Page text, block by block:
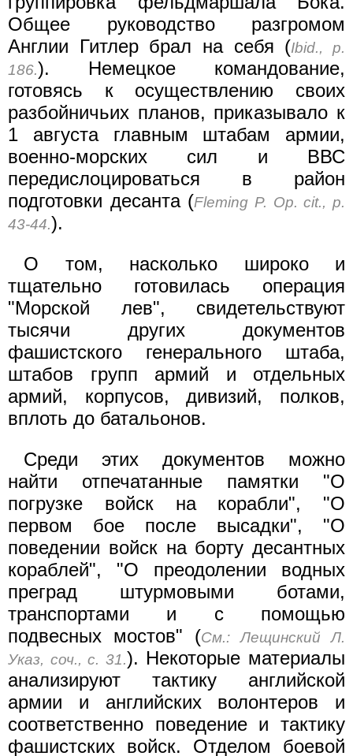
Общее руководство разгромом
Англии Гитлер брал на себя (Ibid., p.
186.). Немецкое командование,
готовясь к осуществлению своих
разбойничьих планов, приказывало к
1 августа главным штабам армии,
военно-морских сил и ВВС
передислоцироваться в район
подготовки десанта (Fleming P. Op. cit., p.
43-44.).
О том, насколько широко и
тщательно готовилась операция
"Морской лев", свидетельствуют
тысячи других документов
фашистского генерального штаба,
штабов групп армий и отдельных
армий, корпусов, дивизий, полков,
вплоть до батальонов.
Среди этих документов можно
найти отпечатанные памятки "О
погрузке войск на корабли", "О
первом бое после высадки", "О
поведении войск на борту десантных
кораблей", "О преодолении водных
преград штурмовыми ботами,
транспортами и с помощью
подвесных мостов" (См.: Лещинский Л.
Указ, соч., с. 31.). Некоторые материалы
анализируют тактику английской
армии и английских волонтеров и
соответственно поведение и тактику
фашистских войск. Отделом боевой